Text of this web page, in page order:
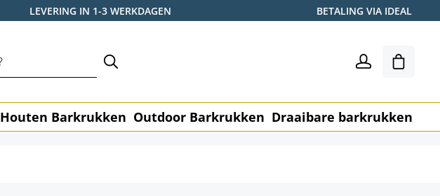
LEVERING IN 1-3 WERKDAGEN BETALING VIA IDEAL
Houten Barkrukken Outdoor Barkrukken Draaibare barkrukken